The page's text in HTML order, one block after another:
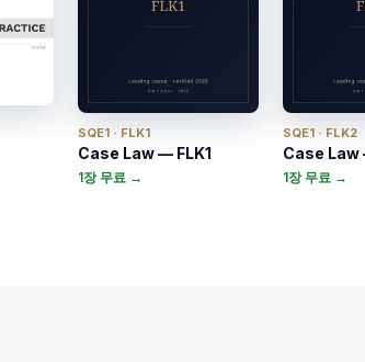
SQE1 · FLK1
Case Law — FLK1
1장 무료 →
SQE1 · FLK2
Case Law
1장 무료 →